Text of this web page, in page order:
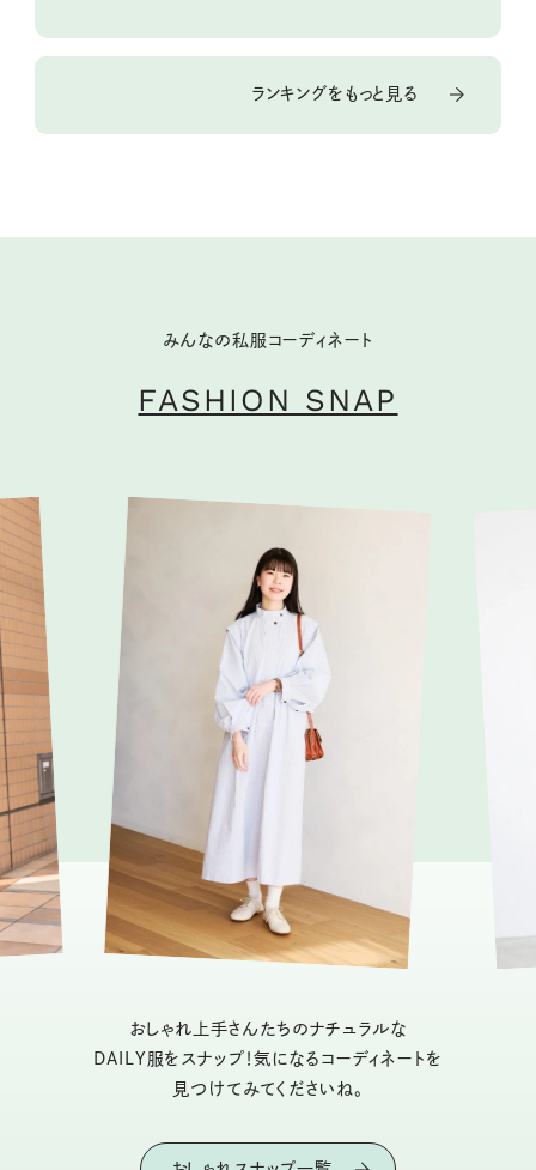
ランキングをもっと見る
みんなの私服コーディネート
FASHION SNAP
おしゃれ上手さんたちのナチュラルな
DAILY服をスナップ！気になるコーディネートを
見つけてみてくださいね。